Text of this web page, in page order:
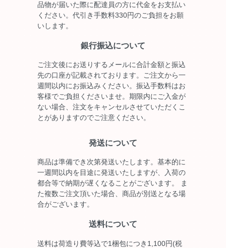
品物が届いた際に配達員の方に代金をお支払い
ください。代引き手数料330円のご負担をお願
いします。
銀行振込について
ご注文後にお送りするメールに合計金額と振込
先の口座が記載されております。ご注文から一
週間以内にお振込みください。振込手数料はお
客様でご負担くださいませ。期限内にご入金が
ない場合、注文をキャンセルさせていただくこ
とがありますのでご注意ください。
発送について
商品は準備でき次第発送いたします。基本的に
一週間以内を目途に発送いたしますが、入荷の
都合等で納期が遅くなることがございます。 ま
た複数ご注文頂いた場合、商品が別送となる場
合がございます。
送料について
送料は荷造り費等込で1梱包につき1,100円(税